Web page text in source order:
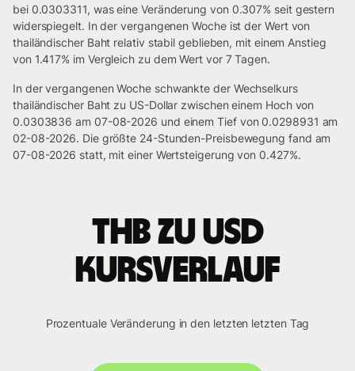
bei 0.0303311, was eine Veränderung von 0.307% seit gestern
widerspiegelt. In der vergangenen Woche ist der Wert von
thailändischer Baht relativ stabil geblieben, mit einem Anstieg
von 1.417% im Vergleich zu dem Wert vor 7 Tagen.
In der vergangenen Woche schwankte der Wechselkurs
thailändischer Baht zu US-Dollar zwischen einem Hoch von
0.0303836 am 07-08-2026 und einem Tief von 0.0298931 am
02-08-2026. Die größte 24-Stunden-Preisbewegung fand am
07-08-2026 statt, mit einer Wertsteigerung von 0.427%.
THB zu USD
Kursverlauf
Prozentuale Veränderung in den letzten letzten Tag